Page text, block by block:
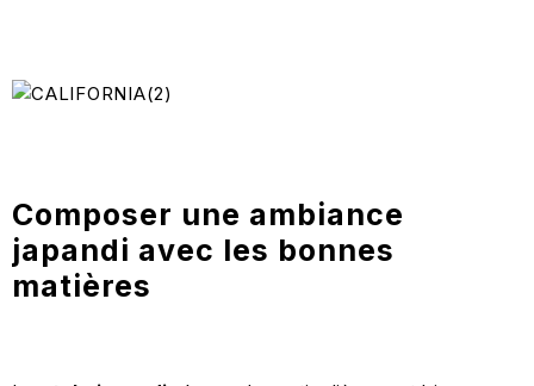
Composer une ambiance
japandi avec les bonnes
matières